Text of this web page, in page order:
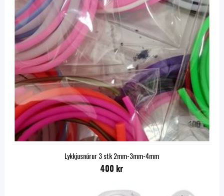
Lykkjusnúrur 3 stk 2mm-3mm-4mm
400 kr